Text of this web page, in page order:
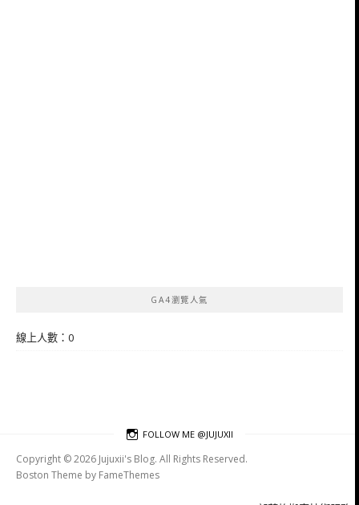
GA4瀏覽人氣
線上人數：0
FOLLOW ME @JUJUXII
Copyright © 2026 Jujuxii's Blog. All Rights Reserved.
Boston Theme by FameThemes